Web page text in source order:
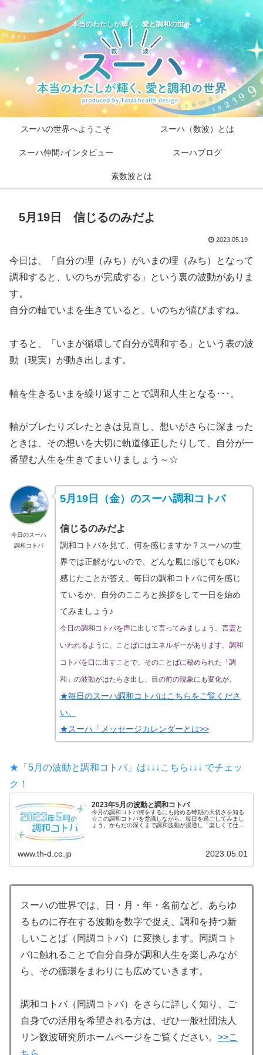
本当のわたしが輝く、愛と調和の世界
スーハの世界へようこそ スーハ（数波）とは
スーハ仲間♪インタビュー スーハブログ
素数波とは
5月19日 信じるのみだよ
2023.05.19
今日は、「自分の理（みち）がいまの理（みち）となって
調和すると、いのちが完成する」という裏の波動がありま
す。
自分の軸でいまを生きていると、いのちが僖びますね。
すると、「いまが循環して自分が調和する」という表の波
動（現実）が動き出します。
軸を生きるいまを繰り返すことで調和人生となる･･･。
軸がブレたりズレたときは見直し、想いがさらに深まった
ときは、その想いを大切に軌道修正したりして、自分が一
番望む人生を生きてまいりましょう～☆
今日のスーハ
調和コトバ
5月19日（金）のスーハ調和コトバ
信じるのみだよ
調和コトバを見て、何を感じますか？スーハの世
界では正解がないので、どんな風に感じてもOK♪
感じたことが答え。毎日の調和コトバに何を感じ
ているか、自分のこころと挨拶をして一日を始め
てみましょう♪
今日の調和コトバを声に出して言ってみましょう。言霊と
いわれるように、ことばにはエネルギーがあります。調和
コトバを口に出すことで、そのことばに秘められた「調
和」の波動がはたらき出し、目の前の現象にも変化が。
★毎日のスーハ調和コトバはこちらをご覧くださ
い。
★スーハ「メッセージカレンダーとは>>
★「5月の波動と調和コトバ」は↓↓↓こちら↓↓↓ でチェッ
ク！
2023年5月の波動と調和コトバ
今月の調和コトバ何をするにも始める時期の大切さを知る
☆この調和コトバを意識しながら、毎日を過ごしてみまし
ょう。からだの深くまで調和波動が浸透し「楽しくて仕方
www.th-d.co.jp 2023.05.01
スーハの世界では、日・月・年・名前など、あらゆ
るものに存在する波動を数字で捉え、調和を持つ新
しいことば（同調コトバ）に変換します。同調コト
バに触れることで自分自身が調和人生を楽しみなが
ら、その循環をまわりにも広めていきます。
調和コトバ（同調コトバ）をさらに詳しく知り、ご
自身での活用を希望される方は、ぜひ一般社団法人
リン数波研究所ホームページをご覧ください。 >>こ